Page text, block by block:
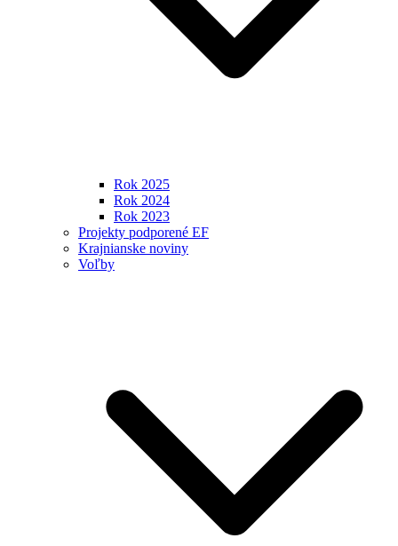
Rok 2025
Rok 2024
Rok 2023
Projekty podporené EF
Krajnianske noviny
Voľby